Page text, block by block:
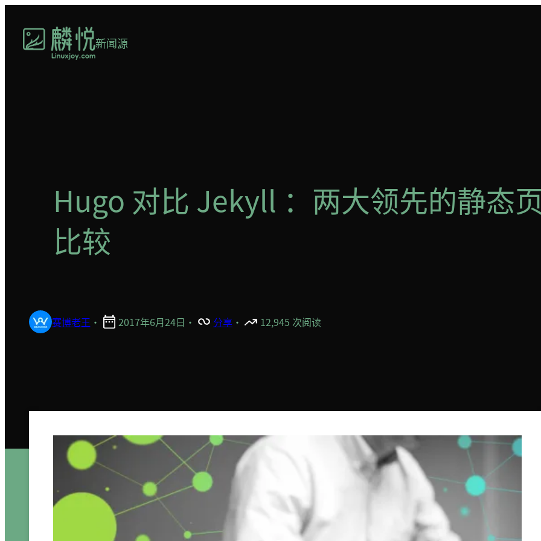
新闻源
Hugo 对比 Jekyll ：两大领先的静态
比较
赛博老王 · 2017年6月24日 · 分享 · 12,945 次阅读